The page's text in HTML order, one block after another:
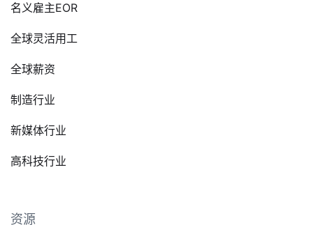
名义雇主EOR
全球灵活用工
全球薪资
制造行业
新媒体行业
高科技行业
资源